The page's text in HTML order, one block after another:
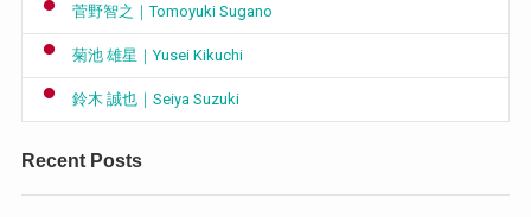
菅野智之｜Tomoyuki Sugano
菊池 雄星｜Yusei Kikuchi
鈴木 誠也｜Seiya Suzuki
Recent Posts